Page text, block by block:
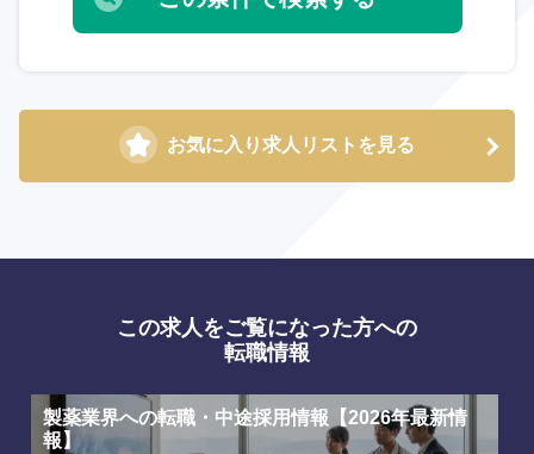
お気に入り求人リストを見る
この求人をご覧になった方への
転職情報
製薬業界への転職・中途採用情報【2026年最新情
報】